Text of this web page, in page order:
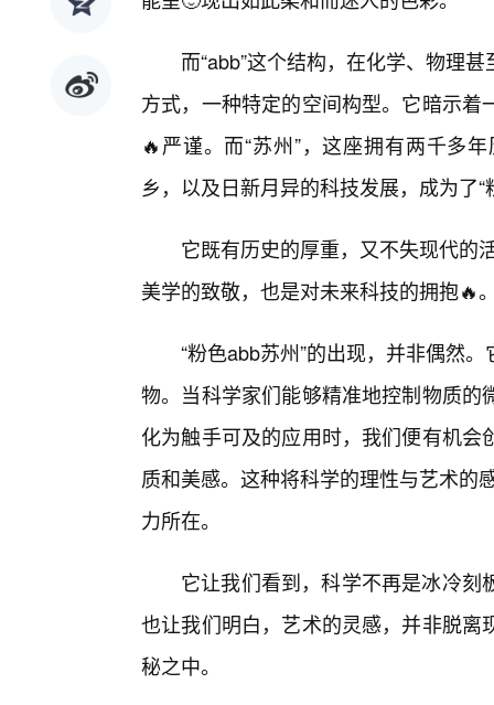
而“abb”这个结构，在化学、物理
方式，一种特定的空间构型。它暗示
🔥严谨。而“苏州”，这座拥有两千多
乡，以及日新月异的科技发展，成为了
它既有历史的厚重，又不失现代的
美学的致敬，也是对未来科技的拥抱🔥
“粉色abb苏州”的出现，并非偶然
物。当科学家们能够精准地控制物质
化为触手可及的应用时，我们便有机
质和美感。这种将科学的理性与艺术的
力所在。
它让我们看到，科学不再是冰冷
也让我们明白，艺术的灵感，并非脱
秘之中。